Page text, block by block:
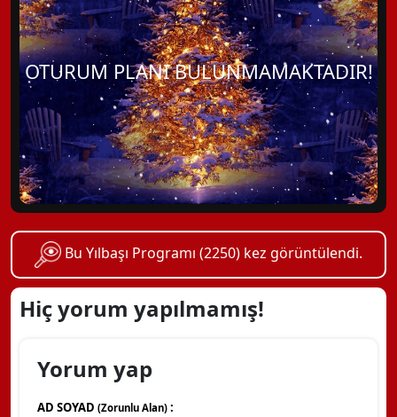
OTURUM PLANI BULUNMAMAKTADIR!
Bu Yılbaşı Programı (2250) kez görüntülendi.
Hiç yorum yapılmamış!
Yorum yap
AD SOYAD (Zorunlu Alan) :